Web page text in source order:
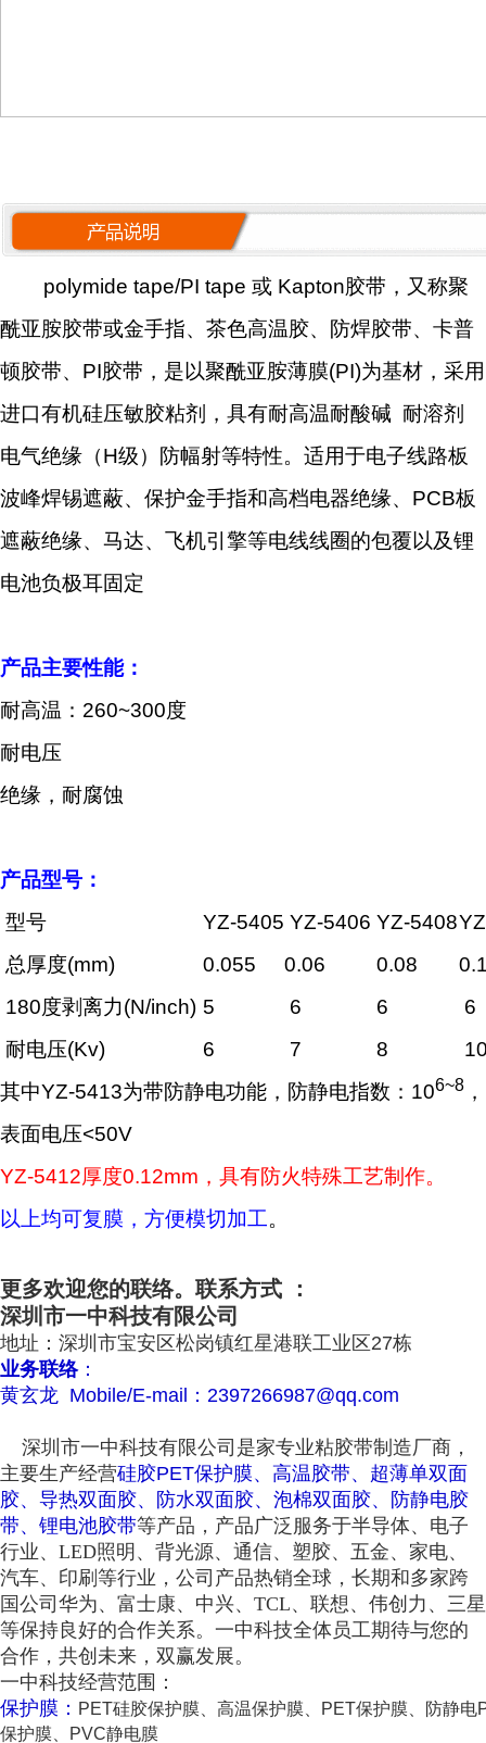
polymide tape/PI tape 或 Kapton胶带，又称聚
酰亚胺胶带或金手指、茶色高温胶、防焊胶带、卡普
顿胶带、PI胶带，是以聚酰亚胺薄膜(PI)为基材，采用
进口有机硅压敏胶粘剂，具有耐高温耐酸碱 耐溶剂
电气绝缘（H级）防幅射等特性。适用于电子线路板
波峰焊锡遮蔽、保护金手指和高档电器绝缘、PCB板
遮蔽绝缘、马达、飞机引擎等电线线圈的包覆以及锂
电池负极耳固定
产品主要性能：
耐高温：260~300度
耐电压
绝缘，耐腐蚀
产品型号：
型号
YZ-5405 YZ-5406 YZ-5408
总厚度(mm)
0.055 0.06 0.08
180度剥离力(N/inch) 5 6 6
6
耐电压(Kv)
6 7 8
其中YZ-5413为带防静电功能，防静电指数：106~8 ，
表面电压<50V
YZ-5412厚度0.12mm，具有防火特殊工艺制作。
以上均可复膜，方便模切加工。
更多欢迎您的联络。联系方式 ：
深圳市一中科技有限公司
地址：深圳市宝安区松岗镇红星港联工业区27栋
业务联络：
黄玄龙 Mobile/E-mail：2397266987@qq.com
深圳市一中科技有限公司是家专业粘胶带制造厂商，
主要生产经营硅胶PET保护膜、高温胶带、超薄单双面
胶、导热双面胶、防水双面胶、泡棉双面胶、防静电胶
带、锂电池胶带等产品，产品广泛服务于半导体、电子
行业、LED照明、背光源、通信、塑胶、五金、家电、
汽车、印刷等行业，公司产品热销全球，长期和多家跨
国公司华为、富士康、中兴、TCL、联想、伟创力、三星
等保持良好的合作关系。一中科技全体员工期待与您的
合作，共创未来，双赢发展。
一中科技经营范围：
保护膜： PET硅胶保护膜、高温保护膜、PET保护膜、防静
保护膜、PVC静电膜